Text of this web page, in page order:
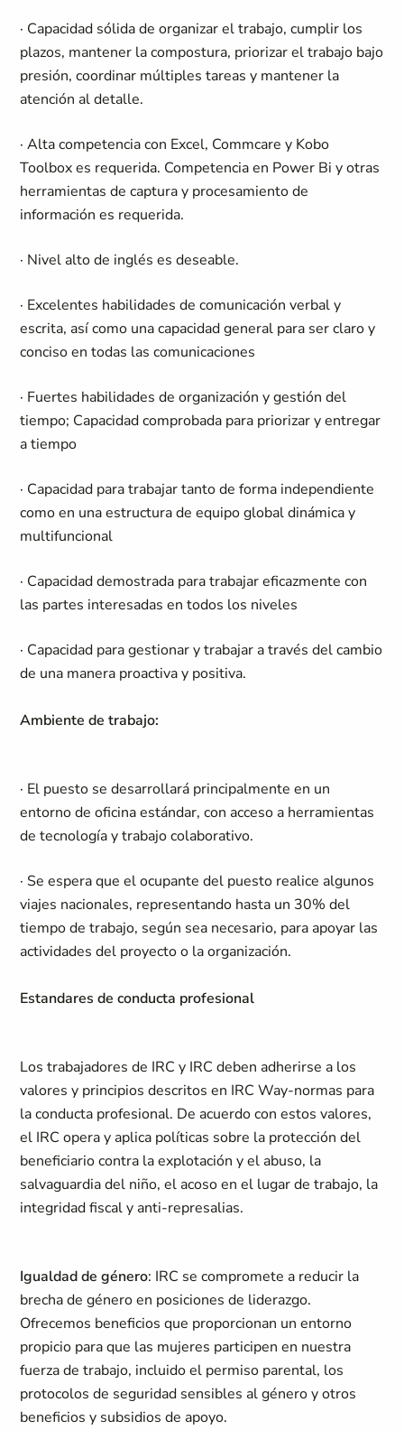
· Capacidad sólida de organizar el trabajo, cumplir los
plazos, mantener la compostura, priorizar el trabajo bajo
presión, coordinar múltiples tareas y mantener la
atención al detalle.
· Alta competencia con Excel, Commcare y Kobo
Toolbox es requerida. Competencia en Power Bi y otras
herramientas de captura y procesamiento de
información es requerida.
· Nivel alto de inglés es deseable.
· Excelentes habilidades de comunicación verbal y
escrita, así como una capacidad general para ser claro y
conciso en todas las comunicaciones
· Fuertes habilidades de organización y gestión del
tiempo; Capacidad comprobada para priorizar y entregar
a tiempo
· Capacidad para trabajar tanto de forma independiente
como en una estructura de equipo global dinámica y
multifuncional
· Capacidad demostrada para trabajar eficazmente con
las partes interesadas en todos los niveles
· Capacidad para gestionar y trabajar a través del cambio
de una manera proactiva y positiva.
Ambiente de trabajo:
· El puesto se desarrollará principalmente en un
entorno de oficina estándar, con acceso a herramientas
de tecnología y trabajo colaborativo.
· Se espera que el ocupante del puesto realice algunos
viajes nacionales, representando hasta un 30% del
tiempo de trabajo, según sea necesario, para apoyar las
actividades del proyecto o la organización.
Estandares de conducta profesional
Los trabajadores de IRC y IRC deben adherirse a los
valores y principios descritos en IRC Way-normas para
la conducta profesional. De acuerdo con estos valores,
el IRC opera y aplica políticas sobre la protección del
beneficiario contra la explotación y el abuso, la
salvaguardia del niño, el acoso en el lugar de trabajo, la
integridad fiscal y anti-represalias.
Igualdad de género: IRC se compromete a reducir la
brecha de género en posiciones de liderazgo.
Ofrecemos beneficios que proporcionan un entorno
propicio para que las mujeres participen en nuestra
fuerza de trabajo, incluido el permiso parental, los
protocolos de seguridad sensibles al género y otros
beneficios y subsidios de apoyo.